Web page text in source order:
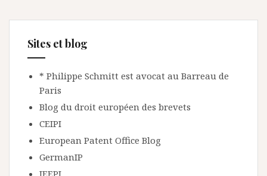
Sites et blog
* Philippe Schmitt est avocat au Barreau de
Paris
Blog du droit européen des brevets
CEIPI
European Patent Office Blog
GermanIP
IEEPI